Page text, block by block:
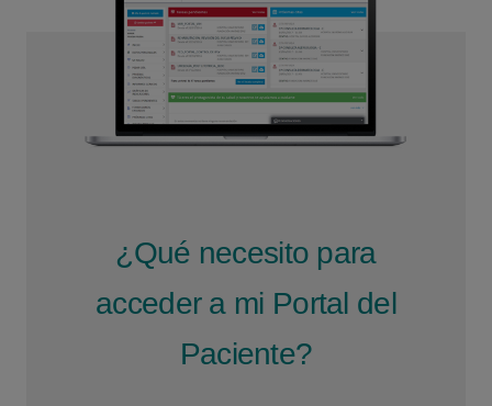
¿Qué necesito para
acceder a mi Portal del
Paciente?